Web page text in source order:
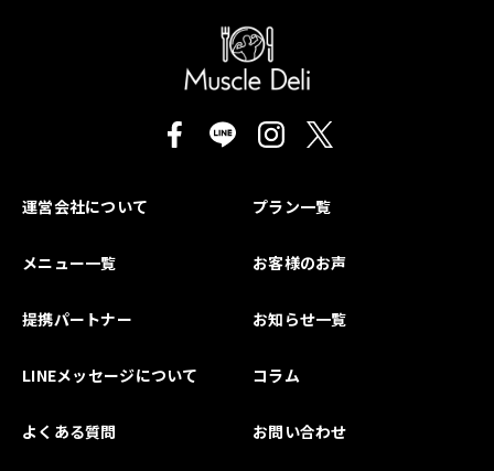
運営会社について プラン一覧
メニュー一覧 お客様のお声
提携パートナー お知らせ一覧
LINEメッセージについて コラム
よくある質問 お問い合わせ